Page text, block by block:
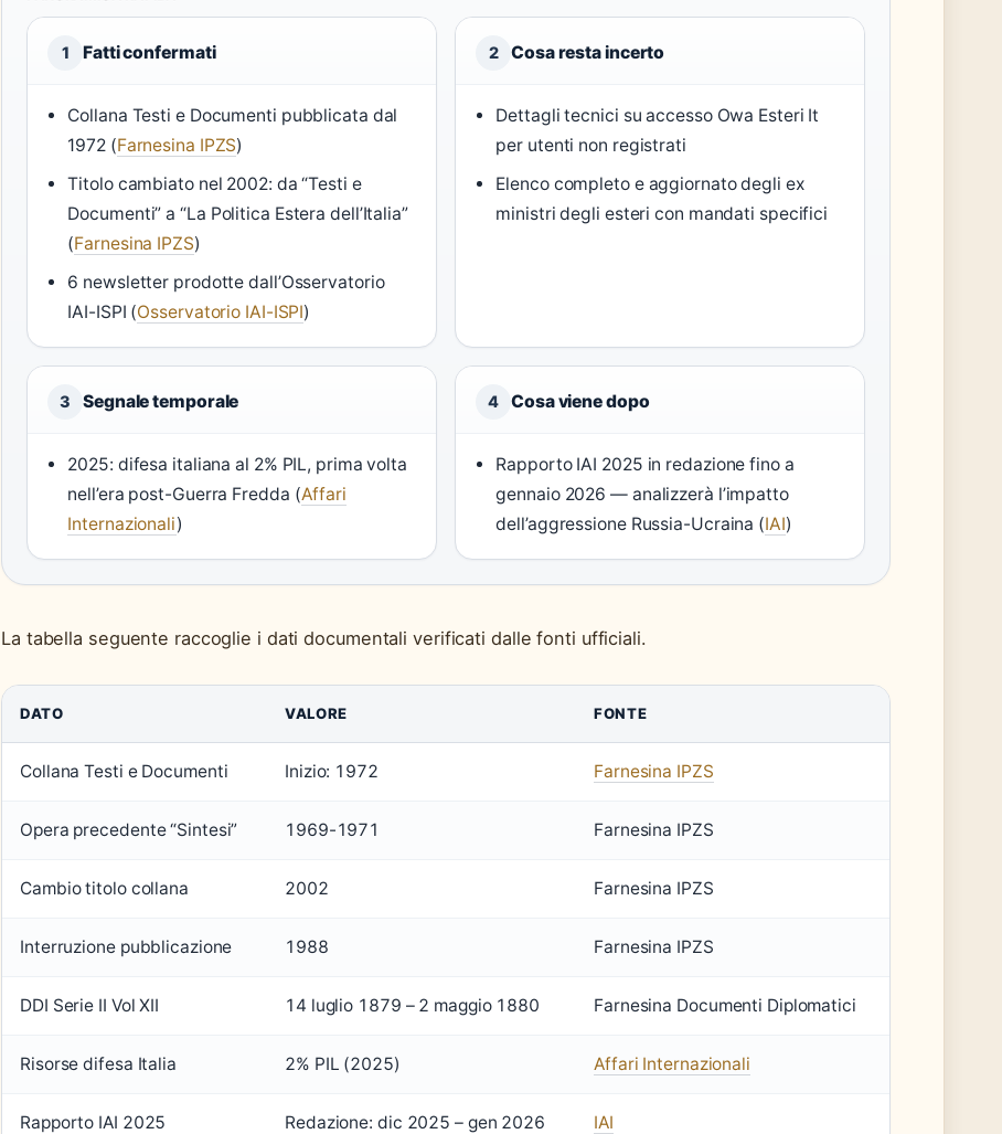
1 Fatti confermati
Collana Testi e Documenti pubblicata dal
1972 (Farnesina IPZS)
Titolo cambiato nel 2002: da “Testi e
Documenti” a “La Politica Estera dell’Italia”
(Farnesina IPZS)
6 newsletter prodotte dall’Osservatorio
IAI-ISPI (Osservatorio IAI-ISPI)
2 Cosa resta incerto
Dettagli tecnici su accesso Owa Esteri It
per utenti non registrati
Elenco completo e aggiornato degli ex
ministri degli esteri con mandati specifici
3 Segnale temporale
2025: difesa italiana al 2% PIL, prima volta
nell’era post-Guerra Fredda (Affari
Internazionali)
4 Cosa viene dopo
Rapporto IAI 2025 in redazione fino a
gennaio 2026 — analizzerà l’impatto
dell’aggressione Russia-Ucraina (IAI)
La tabella seguente raccoglie i dati documentali verificati dalle fonti ufficiali.
DATO VALORE FONTE
Collana Testi e Documenti Inizio: 1972 Farnesina IPZS
Opera precedente “Sintesi” 1969-1971 Farnesina IPZS
Cambio titolo collana 2002 Farnesina IPZS
Interruzione pubblicazione 1988 Farnesina IPZS
DDI Serie II Vol XII 14 luglio 1879 – 2 maggio 1880 Farnesina Documenti Diplomatici
Risorse difesa Italia 2% PIL (2025) Affari Internazionali
Rapporto IAI 2025 Redazione: dic 2025 – gen 2026 IAI